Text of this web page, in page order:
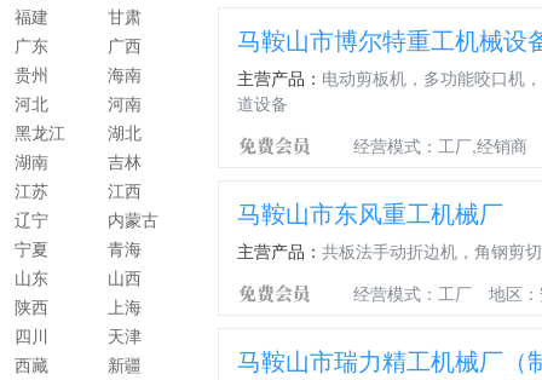
马鞍山市博尔特重工机械设
主营产品： 电动剪板机，多功能咬口机
道设备
经营模式：工厂,经销商
马鞍山市东风重工机械厂
主营产品： 共板法手动折边机，角钢剪
经营模式：工厂
地区
马鞍山市瑞力精工机械厂（
福建
甘肃
广东
广西
贵州
海南
河北
河南
黑龙江
湖北
湖南
吉林
江苏
江西
辽宁
内蒙古
宁夏
青海
山东
山西
陕西
上海
四川
天津
西藏
新疆